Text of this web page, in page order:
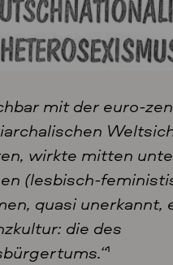
mit der euro-
wirkte mitten
(lesbisch-
quasi unerkannt,
die des
1